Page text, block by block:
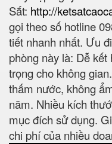
Sắt: http://
gọi theo số hotline
tiết nhanh nhất. Ưu
phòng này là: Dễ
trọng cho không
thấm nước, không
năm. Nhiều kích
mục đích sử dụng.
chi phí của nhiều